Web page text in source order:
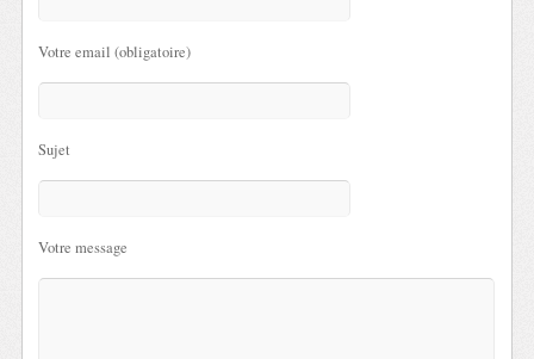
Votre email (obligatoire)
Sujet
Votre message